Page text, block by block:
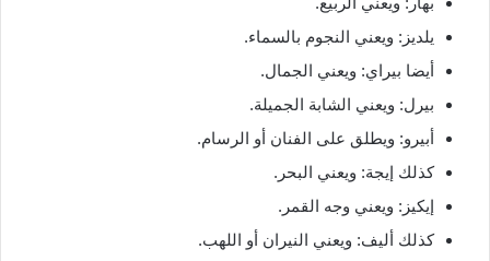
يلديز: ويعني النجوم بالسماء.
أيضا بيراي: ويعني الجمال.
بيرل: ويعني الشابة الجميلة.
أبيرو: ويطلق على الفنان أو الرسام.
كذلك إيجة: ويعني البحر.
إيكيز: ويعني وجه القمر.
كذلك أليف: ويعني النيران أو اللهب.